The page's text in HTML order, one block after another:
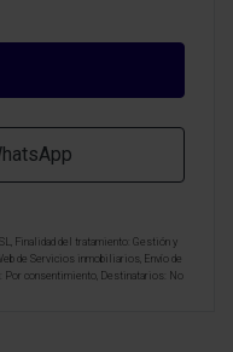
Finalidad del tratamiento: Gestión y
de Servicios inmobiliarios, Envío de
Por consentimiento, Destinatarios: No